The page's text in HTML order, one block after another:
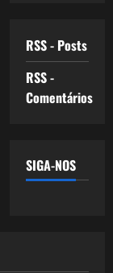
RSS - Posts
RSS -
Comentários
SIGA-NOS